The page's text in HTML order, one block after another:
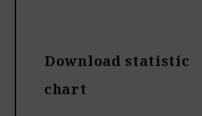
Download statistic
chart